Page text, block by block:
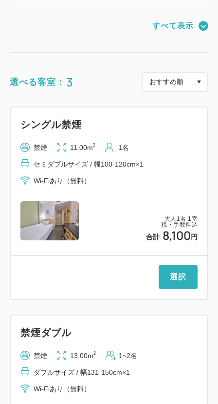
Aカードに新規ご入会いただき、お得にご宿泊いただ
※既にご入会済、または紛失再発行のお客様には適用
されませんのでご注意ください。
洋食、和食、ライス、スープ、サラダ、パン、デザー
トまで約60種ご用意しております。
朝食会場：地下1階 ガスト茅場町駅前店
朝食営業時間：6:30~10:00（9:30ラストオーダ
Wi-Fi無料、館内3Fにコインランドリー完備
要なアメニティを客室に常設せず、1階ロビーのアメ
す。
すべて表示
選べる客室： 3
大人 1 名 1 室
税・手数料込
合計 8,100 円
シングル禁煙
禁煙 11.00m2 1名
セミダブルサイズ / 幅100-120cm×1
Wi-Fiあり（無料）
選択
禁煙ダブル
禁煙 13.00m2 1~2名
ダブルサイズ / 幅131-150cm×1
Wi-Fiあり（無料）